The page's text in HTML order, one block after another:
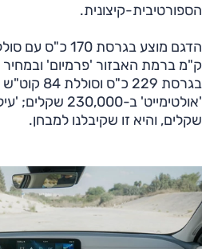
הספורטיבית-קיצונית.
בגרסת 229
שקלים, והיא זו שקיבלנו למבחן.